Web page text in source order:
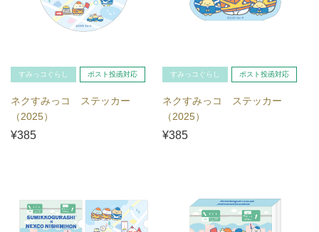
すみっコぐらし ポスト投函対応
ネクすみっコ ステッカー
（2025）
¥385
すみっコぐらし ポスト投函対応
ネクすみっコ ステッカー
（2025）
¥385